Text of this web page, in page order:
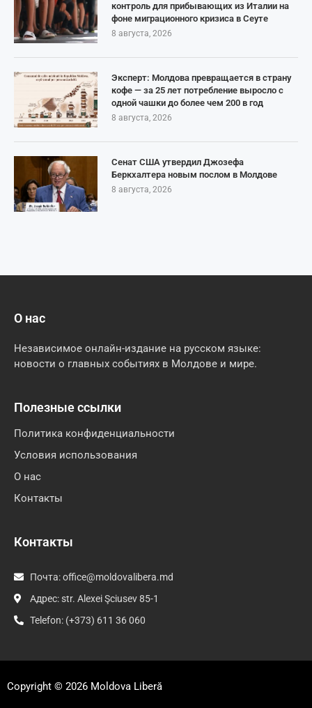
контроль для прибывающих из Италии на
фоне миграционного кризиса в Сеуте
8 августа, 2026
Эксперт: Молдова превращается в страну
кофе — за 25 лет потребление выросло с
одной чашки до более чем 200 в год
8 августа, 2026
Сенат США утвердил Джозефа
Беркхалтера новым послом в Молдове
8 августа, 2026
О нас
Независимое онлайн-издание на русском языке:
новости о главных событиях в Молдове и мире.
Полезные ссылки
Политика конфиденциальности
Условия использования
О нас
Контакты
Контакты
Почта:office@moldovalibera.md
Адрес: str. Alexei Şciusev 85-1
Telefon: (+373) 611 36 060
Copyright © 2026 Moldova Liberă